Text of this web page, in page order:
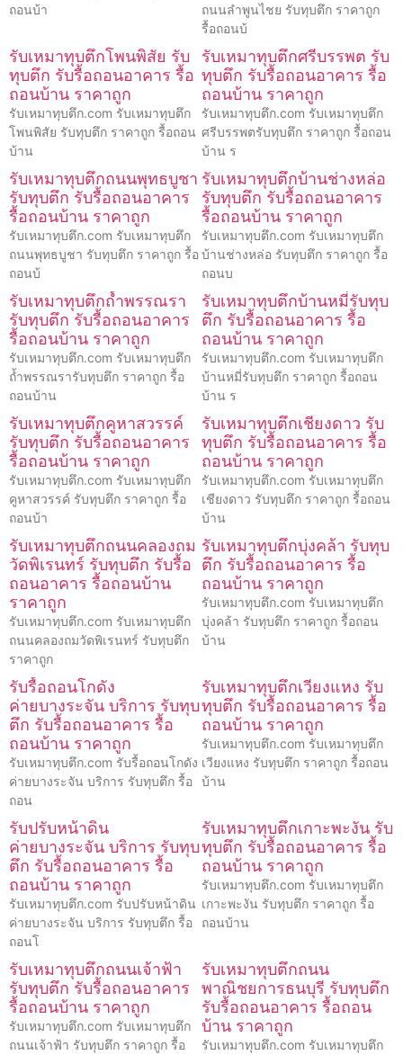
ถอนบ้า
ถนนลำพูนไชย รับทุบตึก ราคาถูก
รื้อถอนบ้
รับเหมาทุบตึกโพนพิสัย รับ
ทุบตึก รับรื้อถอนอาคาร รื้อ
ถอนบ้าน ราคาถูก
รับเหมาทุบตึก.com รับเหมาทุบตึก
โพนพิสัย รับทุบตึก ราคาถูก รื้อถอน
บ้าน
รับเหมาทุบตึกศรีบรรพต รับ
ทุบตึก รับรื้อถอนอาคาร รื้อ
ถอนบ้าน ราคาถูก
รับเหมาทุบตึก.com รับเหมาทุบตึก
ศรีบรรพตรับทุบตึก ราคาถูก รื้อถอน
บ้าน ร
รับเหมาทุบตึกถนนพุทธบูชา
รับทุบตึก รับรื้อถอนอาคาร
รื้อถอนบ้าน ราคาถูก
รับเหมาทุบตึก.com รับเหมาทุบตึก
ถนนพุทธบูชา รับทุบตึก ราคาถูก รื้อ
ถอนบ้
รับเหมาทุบตึกบ้านช่างหล่อ
รับทุบตึก รับรื้อถอนอาคาร
รื้อถอนบ้าน ราคาถูก
รับเหมาทุบตึก.com รับเหมาทุบตึก
บ้านช่างหล่อ รับทุบตึก ราคาถูก รื้อ
ถอนบ
รับเหมาทุบตึกถ้ำพรรณรา
รับทุบตึก รับรื้อถอนอาคาร
รื้อถอนบ้าน ราคาถูก
รับเหมาทุบตึก.com รับเหมาทุบตึก
ถ้ำพรรณรารับทุบตึก ราคาถูก รื้อ
ถอนบ้าน
รับเหมาทุบตึกบ้านหมี่รับทุบ
ตึก รับรื้อถอนอาคาร รื้อ
ถอนบ้าน ราคาถูก
รับเหมาทุบตึก.com รับเหมาทุบตึก
บ้านหมี่รับทุบตึก ราคาถูก รื้อถอน
บ้าน ร
รับเหมาทุบตึกคูหาสวรรค์
รับทุบตึก รับรื้อถอนอาคาร
รื้อถอนบ้าน ราคาถูก
รับเหมาทุบตึก.com รับเหมาทุบตึก
คูหาสวรรค์ รับทุบตึก ราคาถูก รื้อ
ถอนบ้า
รับเหมาทุบตึกเชียงดาว รับ
ทุบตึก รับรื้อถอนอาคาร รื้อ
ถอนบ้าน ราคาถูก
รับเหมาทุบตึก.com รับเหมาทุบตึก
เชียงดาว รับทุบตึก ราคาถูก รื้อถอน
บ้าน
รับเหมาทุบตึกถนนคลองถม
วัดพิเรนทร์ รับทุบตึก รับรื้อ
ถอนอาคาร รื้อถอนบ้าน
ราคาถูก
รับเหมาทุบตึก.com รับเหมาทุบตึก
ถนนคลองถมวัดพิเรนทร์ รับทุบตึก
ราคาถูก
รับเหมาทุบตึกบุ่งคล้า รับทุบ
ตึก รับรื้อถอนอาคาร รื้อ
ถอนบ้าน ราคาถูก
รับเหมาทุบตึก.com รับเหมาทุบตึก
บุ่งคล้า รับทุบตึก ราคาถูก รื้อถอน
บ้าน
รับรื้อถอนโกดัง
ค่ายบางระจัน บริการ รับทุบ
ตึก รับรื้อถอนอาคาร รื้อ
ถอนบ้าน ราคาถูก
รับเหมาทุบตึก.com รับรื้อถอนโกดัง
ค่ายบางระจัน บริการ รับทุบตึก รื้อ
ถอน
รับเหมาทุบตึกเวียงแหง รับ
ทุบตึก รับรื้อถอนอาคาร รื้อ
ถอนบ้าน ราคาถูก
รับเหมาทุบตึก.com รับเหมาทุบตึก
เวียงแหง รับทุบตึก ราคาถูก รื้อถอน
บ้าน
รับปรับหน้าดิน
ค่ายบางระจัน บริการ รับทุบ
ตึก รับรื้อถอนอาคาร รื้อ
ถอนบ้าน ราคาถูก
รับเหมาทุบตึก.com รับปรับหน้าดิน
ค่ายบางระจัน บริการ รับทุบตึก รื้อ
ถอนโ
รับเหมาทุบตึกเกาะพะงัน รับ
ทุบตึก รับรื้อถอนอาคาร รื้อ
ถอนบ้าน ราคาถูก
รับเหมาทุบตึก.com รับเหมาทุบตึก
เกาะพะงัน รับทุบตึก ราคาถูก รื้อ
ถอนบ้าน
รับเหมาทุบตึกถนนเจ้าฟ้า
รับทุบตึก รับรื้อถอนอาคาร
รื้อถอนบ้าน ราคาถูก
รับเหมาทุบตึก.com รับเหมาทุบตึก
ถนนเจ้าฟ้า รับทุบตึก ราคาถูก รื้อ
รับเหมาทุบตึกถนน
พาณิชยการธนบุรี รับทุบตึก
รับรื้อถอนอาคาร รื้อถอน
บ้าน ราคาถูก
รับเหมาทุบตึก.com รับเหมาทุบตึก